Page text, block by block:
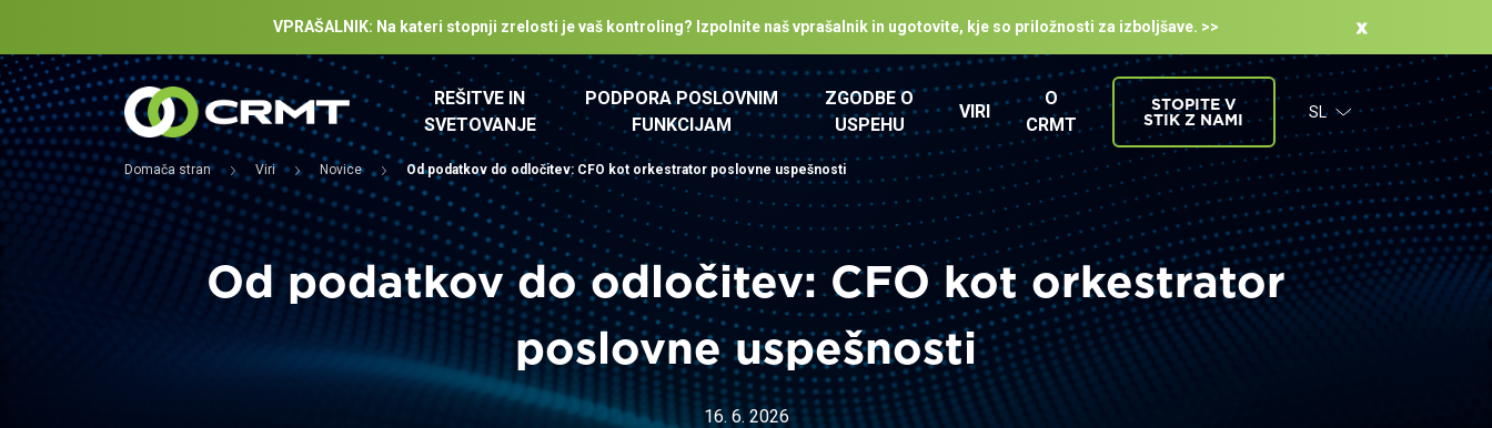
VPRAŠALNIK: Na kateri stopnji zrelosti je vaš kontroling? Izpolnite naš vprašalnik in ugotovite, kje so priložnosti za izboljšave. >>
REŠITVE IN
SVETOVANJE
PODPORA POSLOVNIM
FUNKCIJAM
ZGODBE O
USPEHU
VIRI
O
CRMT
STOPITE V
STIK Z NAMI
SL
Domača stran Viri Novice Od podatkov do odločitev: CFO kot orkestrator poslovne uspešnosti
Od podatkov do odločitev: CFO kot orkestrator
poslovne uspešnosti
16. 6. 2026